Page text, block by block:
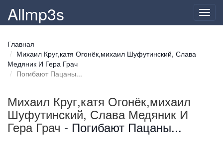
Allmp3s
Главная
Михаил Круг,катя Огонёк,михаил Шуфутинский, Слава
Медяник И Гера Грач
Погибают Пацаны...
Михаил Круг,катя Огонёк,михаил
Шуфутинский, Слава Медяник И
Гера Грач - Погибают Пацаны...